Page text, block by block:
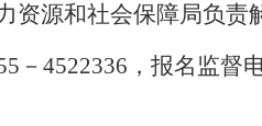
资源和社会保障局负责
－4522336，报名监督